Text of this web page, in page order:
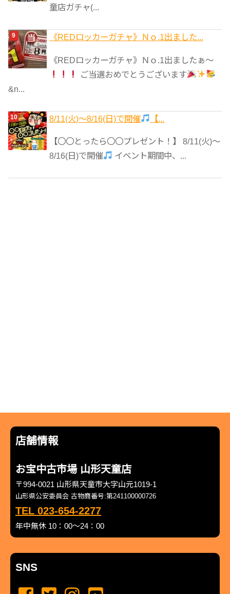
童店ガチャ(...
《REDロッカーガチャ》Ｎｏ.1出ました...
《REDロッカーガチャ》Ｎｏ.1出ましたぁ～
ご当選おめでとうございます
&n...
8/11(火)～8/16(日)で開催 【...
【〇〇とったら〇〇プレゼント！】 8/11(火)～
8/16(日)で開催
イベント期間中、...
店舗情報
お宝中古市場 山形天童店
〒994-0021 山形県天童市大字山元1019-1
山形県公安委員会 古物商番号:第241100000726
TEL 023-654-2277
年中無休 10：00～24：00
SNS